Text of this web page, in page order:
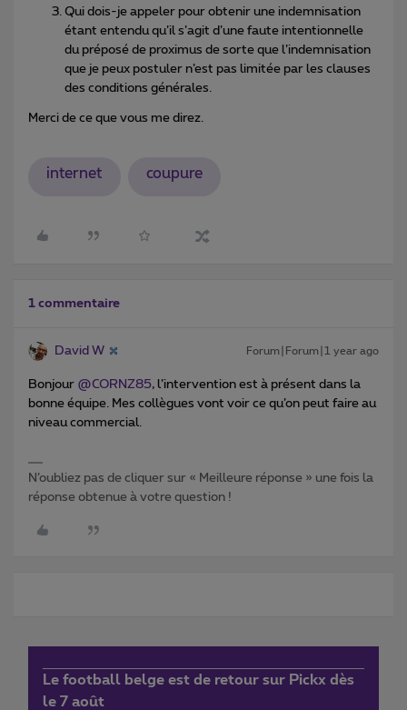
Qui dois-je appeler pour obtenir une indemnisation
étant entendu qu’il s’agit d’une faute intentionnelle
du préposé de proximus de sorte que l’indemnisation
que je peux postuler n’est pas limitée par les clauses
des conditions générales.
Merci de ce que vous me direz.
internet coupure
1 commentaire
David W Forum|Forum|1 year ago
Bonjour ​ @CORNZ85, l’intervention est à présent dans la
bonne équipe. Mes collègues vont voir ce qu’on peut faire au
niveau commercial.
N’oubliez pas de cliquer sur « Meilleure réponse » une fois la
réponse obtenue à votre question !
Le football belge est de retour sur Pickx dès
le 7 août